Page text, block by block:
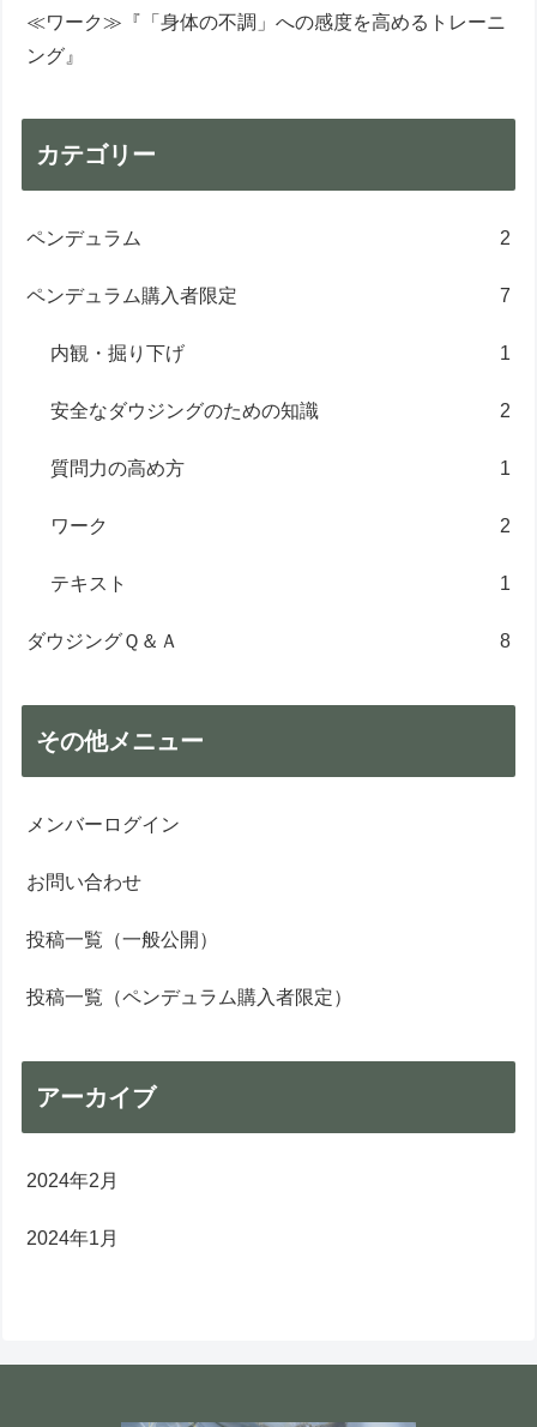
≪ワーク≫『「身体の不調」への感度を高めるトレーニ
ング』
カテゴリー
ペンデュラム 2
ペンデュラム購入者限定 7
内観・掘り下げ 1
安全なダウジングのための知識 2
質問力の高め方 1
ワーク 2
テキスト 1
ダウジングＱ＆Ａ 8
その他メニュー
メンバーログイン
お問い合わせ
投稿一覧（一般公開）
投稿一覧（ペンデュラム購入者限定）
アーカイブ
2024年2月
2024年1月